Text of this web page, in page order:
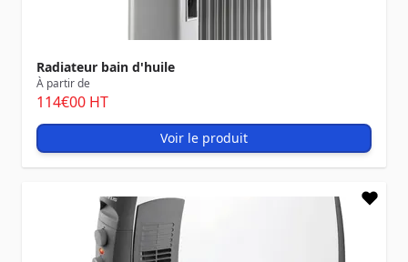
Radiateur bain d'huile
À partir de
114€00 HT
Voir le produit